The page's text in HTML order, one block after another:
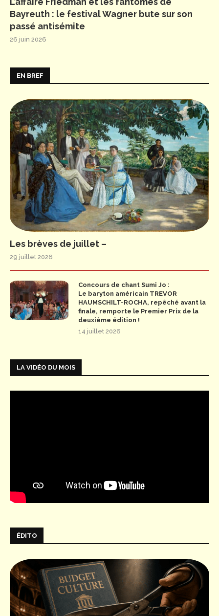
Bayreuth : le festival Wagner bute sur son
passé antisémite
26 juin 2026
EN BREF
Les brèves de juillet –
29 juillet 2026
Concours de chant Sumi Jo :
Le baryton américain TREVOR
HAUMSCHILT-ROCHA, repêché avant la
finale, remporte le Premier Prix de la
deuxième édition !
14 juillet 2026
LA VIDÉO DU MOIS
ÉDITO